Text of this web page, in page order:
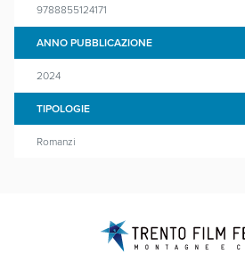
9788855124171
ANNO PUBBLICAZIONE
2024
TIPOLOGIE
Romanzi